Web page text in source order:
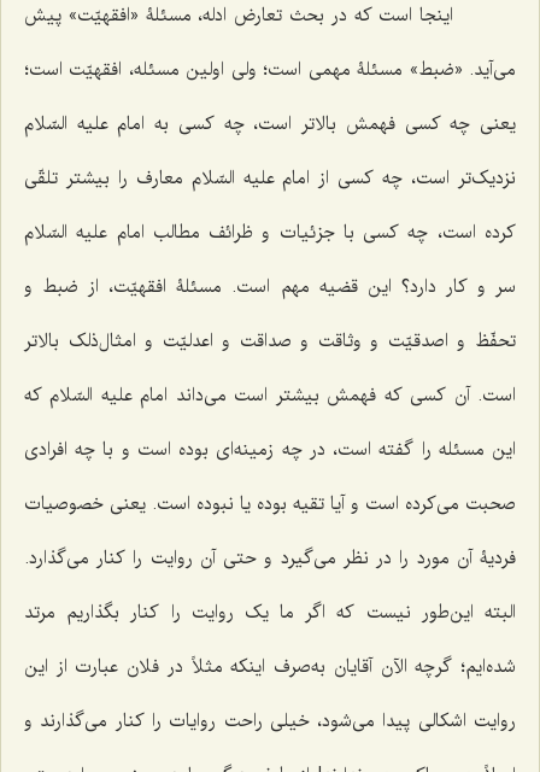
اینجا است که در بحث تعارض ادله، مسئلۀ «افقهیّت» پیش
می‌آید. «ضبط» مسئلۀ مهمی است؛ ولی اولین مسئله، افقهیّت است؛
یعنی چه کسی فهمش بالاتر است، چه کسی به امام علیه السّلام
نزدیک‌تر است، چه کسی از امام علیه السّلام معارف را بیشتر تلقّی
کرده است، چه کسی با جزئیات و ظرائف مطالب امام علیه السّلام
سر و کار دارد؟ این قضیه مهم است. مسئلۀ افقهیّت، از ضبط و
تحفّظ و اصدقیّت و وثاقت و صداقت و اعدلیّت و امثال‌ذلک بالاتر
است. آن کسی که فهمش بیشتر است می‌داند امام علیه السّلام که
این مسئله را گفته است، در چه زمینه‌ای بوده است و با چه افرادی
صحبت می‌کرده است و آیا تقیه بوده یا نبوده است. یعنی خصوصیات
فردیۀ آن مورد را در نظر می‌گیرد و حتی آن روایت را کنار می‌گذارد.
البته این‌طور نیست که اگر ما یک روایت را کنار بگذاریم مرتد
شده‌ایم؛ گرچه الآن آقایان به‌صرف اینکه مثلاً در فلان عبارت از این
روایت اشکالی پیدا می‌شود، خیلی راحت روایات را کنار می‌گذارند و